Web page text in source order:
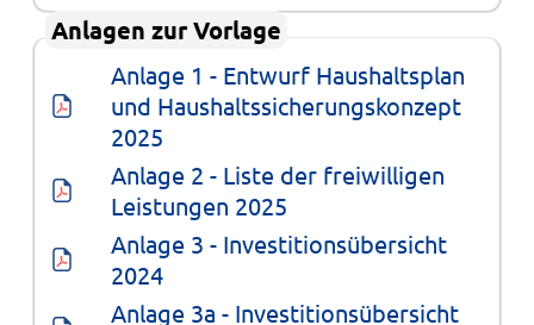
Anlagen zur Vorlage
Anlage 1 - Entwurf Haushaltsplan
und Haushaltssicherungskonzept
2025
Anlage 2 - Liste der freiwilligen
Leistungen 2025
Anlage 3 - Investitionsübersicht
2024
Anlage 3a - Investitionsübersicht